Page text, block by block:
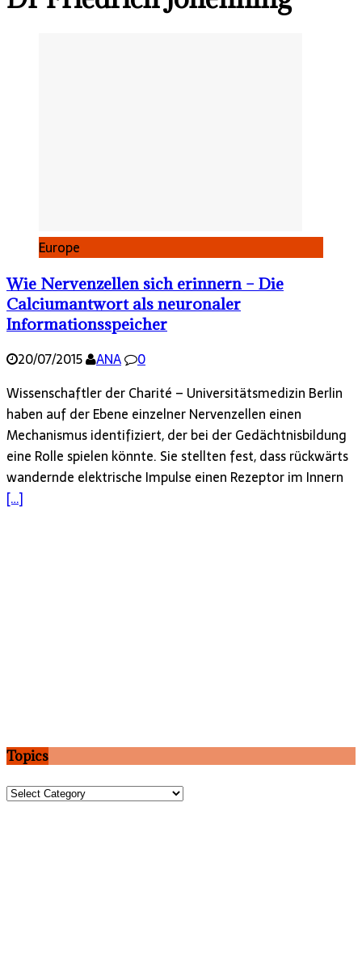
Europe
Wie Nervenzellen sich erinnern – Die
Calciumantwort als neuronaler
Informationsspeicher
20/07/2015 ANA
0
Wissenschaftler der Charité – Universitätsmedizin Berlin
haben auf der Ebene einzelner Nervenzellen einen
Mechanismus identifiziert, der bei der Gedächtnisbildung
eine Rolle spielen könnte. Sie stellten fest, dass rückwärts
wandernde elektrische Impulse einen Rezeptor im Innern
[…]
Topics
Topics